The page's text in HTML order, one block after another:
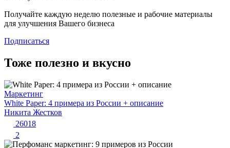
Получайте каждую неделю полезные и рабочие материалы
для улучшения Вашего бизнеса
Подписаться
Тоже полезно и вкусно
Маркетинг
White Paper: 4 примера из России + описание
Никита Жестков
26018
2